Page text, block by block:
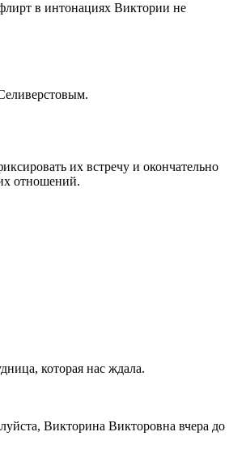
в интонациях Виктории не
их встречу и окончательно
отношений.
которая нас ждала.
Викторина Викторовна вчера до